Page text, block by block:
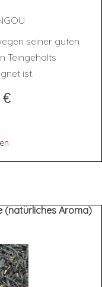
seiner guten
Teingehalts
ist.
€
(natürliches Aroma)